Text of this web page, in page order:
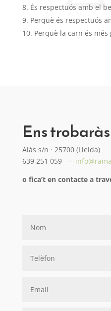
És respectuós amb el
Perquè és respectuós
Perquè la carn és més
Ens
Alàs s/n · 25700 (Lleida)
639 251 059 –
o fica’t en contacte a